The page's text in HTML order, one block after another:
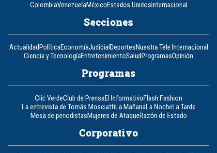
ColombiaVenezuelaMéxicoEstados UnidosInternacional
Secciones
ActualidadPolíticaEconomíaJudicialDeportesNuestra Tele Internacional
Ciencia y TecnologíaEntretenimientoSaludProgramasOpinión
Programas
Clic VerdeClub de PrensaEl InformativoFlash Fashion
La entrevista de Tomás MosciattiLa MañanaLa NocheLa Tarde
Mesa de periodistasMujeres de AtaqueRazón de Estado
Corporativo